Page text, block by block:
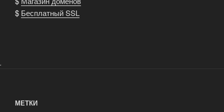
$ Бесплатный SSL
.
МЕТКИ